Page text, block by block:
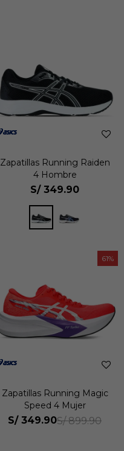
Zapatillas Running Raiden
4 Hombre
S/ 349.90
61
Zapatillas Running Magic
Speed 4 Mujer
S/ 349.90S/ 899.90